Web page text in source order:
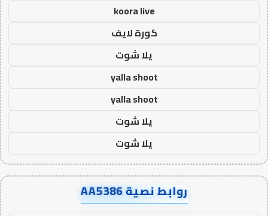
koora live
كورة لايف
يلا شوت
yalla shoot
yalla shoot
يلا شوت
يلا شوت
روابط نصية AA5386